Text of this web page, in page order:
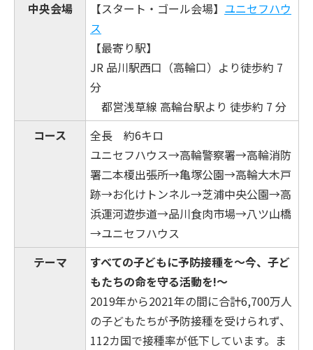
中央会場 【スタート・ゴール会場】 ユニセフハウ
ス
【最寄り駅】
JR 品川駅西口（高輪口）より徒歩約 7
分
都営浅草線 高輪台駅より 徒歩約 7 分
コース
全長 約6キロ
ユニセフハウス→高輪警察署→高輪消防
署二本榎出張所→亀塚公園→高輪大木戸
跡→お化けトンネル→芝浦中央公園→高
浜運河遊歩道→品川食肉市場→八ツ山橋
→ユニセフハウス
テーマ
すべての子どもに予防接種を～今、子ど
もたちの命を守る活動を!～
2019年から2021年の間に合計6,700万人
の子どもたちが予防接種を受けられず、
112カ国で接種率が低下しています。ま